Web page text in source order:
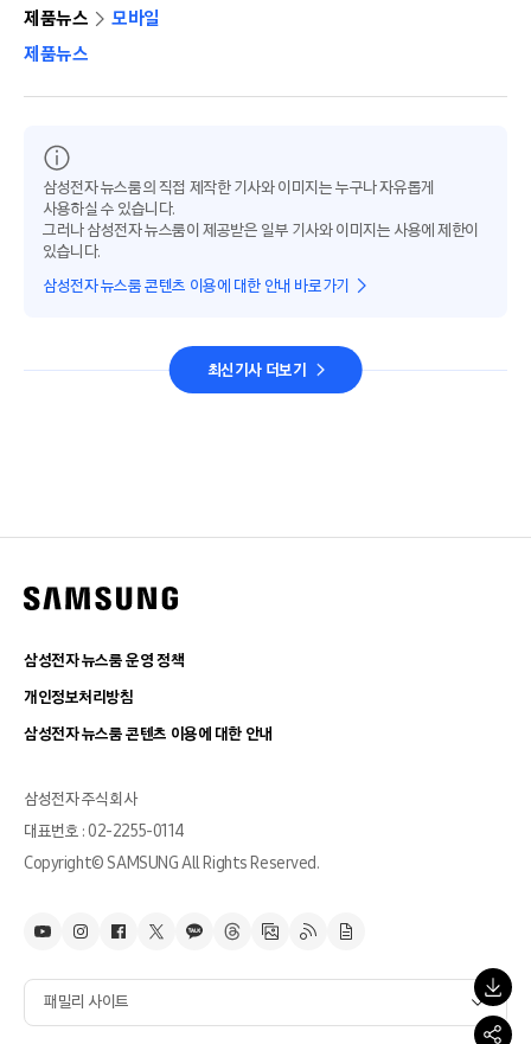
제품뉴스
모바일
제품뉴스
삼성전자 뉴스룸의 직접 제작한 기사와 이미지는 누구나 자유롭게
사용하실 수 있습니다.
그러나 삼성전자 뉴스룸이 제공받은 일부 기사와 이미지는 사용에 제한이
있습니다.
삼성전자 뉴스룸 콘텐츠 이용에 대한 안내 바로가기
최신기사 더보기
삼성전자 뉴스룸 운영 정책
개인정보처리방침
삼성전자 뉴스룸 콘텐츠 이용에 대한 안내
삼성전자 주식회사
대표번호 : 02-2255-0114
Copyright© SAMSUNG All Rights Reserved.
패밀리 사이트